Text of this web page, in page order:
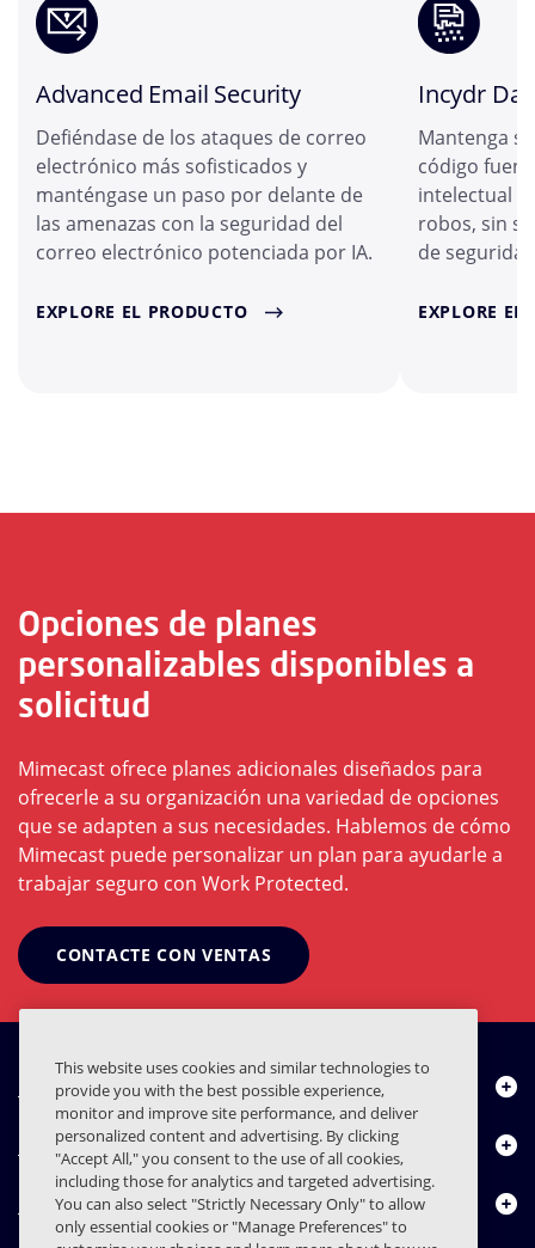
Advanced Email Security
Defiéndase de los ataques de correo
electrónico más sofisticados y
manténgase un paso por delante de
las amenazas con la seguridad del
correo electrónico potenciada por IA.
EXPLORE EL PRODUCTO
Incydr
Mantenga
código
intelectual a
robos, sin
de
EXPLORE EL
Opciones de planes
personalizables disponibles a
solicitud
Mimecast ofrece planes adicionales diseñados para
ofrecerle a su organización una variedad de opciones
que se adapten a sus necesidades. Hablemos de cómo
Mimecast puede personalizar un plan para ayudarle a
trabajar seguro con Work Protected.
CONTACTE CON VENTAS
Quiénes somos
Productos
Centro de Recursos
This website uses cookies and similar technologies to
provide you with the best possible experience,
monitor and improve site performance, and deliver
personalized content and advertising. By clicking
"Accept All," you consent to the use of all cookies,
including those for analytics and targeted advertising.
You can also select "Strictly Necessary Only" to allow
only essential cookies or "Manage Preferences" to